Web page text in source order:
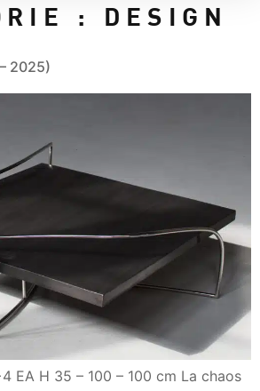
: DESIGN
2025)
EA H 35 – 100 – 100 cm La chaos